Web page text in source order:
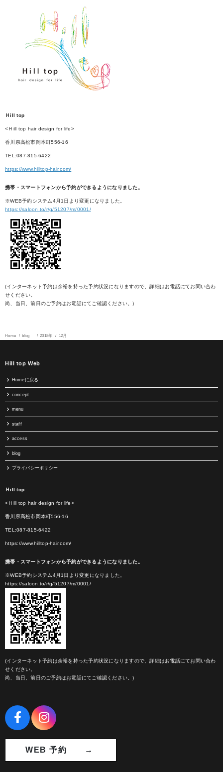
Ｈill top
<Ｈill top hair design for life>
香川県高松市岡本町556-16
TEL:087-815-6422
https://www.hilltop-hair.com/
携帯・スマートフォンから予約ができるようになりました。
※WEB予約システム4月1日より変更になりました。
https://saloon.to/r/g/51207/m/0001/
(インターネット予約は余裕を持った予約状況になりますので、詳細はお電話にてお問い合わ
せください。
尚、当日、前日のご予約はお電話にてご確認ください。)
Home blog 2018年 12月
Hill top Web
Homeに戻る
concept
menu
staff
access
blog
プライバシーポリシー
Ｈill top
<Ｈill top hair design for life>
香川県高松市岡本町556-16
TEL:087-815-6422
https://www.hilltop-hair.com/
携帯・スマートフォンから予約ができるようになりました。
※WEB予約システム4月1日より変更になりました。
https://saloon.to/r/g/51207/m/0001/
(インターネット予約は余裕を持った予約状況になりますので、詳細はお電話にてお問い合わ
せください。
尚、当日、前日のご予約はお電話にてご確認ください。)
WEB 予約 →